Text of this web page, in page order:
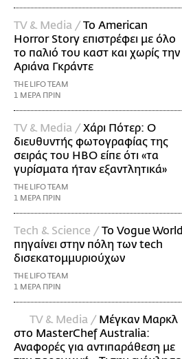
TV & Media /Το American
Horror Story επιστρέφει με όλο
το παλιό του καστ και χωρίς την
Αριάνα Γκράντε
THE LIFO TEAM
1 ΜΕΡΑ ΠΡΙΝ
TV & Media /Χάρι Πότερ: Ο
διευθυντής φωτογραφίας της
σειράς του HBO είπε ότι «τα
γυρίσματα ήταν εξαντλητικά»
THE LIFO TEAM
1 ΜΕΡΑ ΠΡΙΝ
Τech & Science /Το Vogue World
πηγαίνει στην πόλη των tech
δισεκατομμυριούχων
THE LIFO TEAM
1 ΜΕΡΑ ΠΡΙΝ
TV & Media / Μέγκαν Μαρκλ
στο MasterChef Australia:
Αναφορές για αντιπαράθεση με